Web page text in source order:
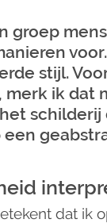
groep
stijl.
ik dat
dat ik